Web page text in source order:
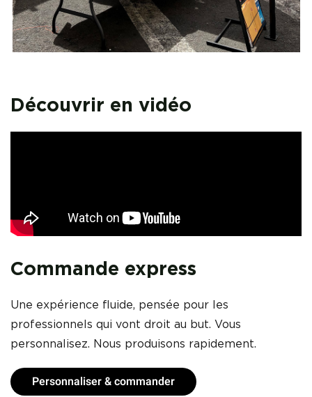
Découvrir en vidéo
Commande express
Une expérience fluide, pensée pour les
professionnels qui vont droit au but. Vous
personnalisez. Nous produisons rapidement.
Personnaliser & commander